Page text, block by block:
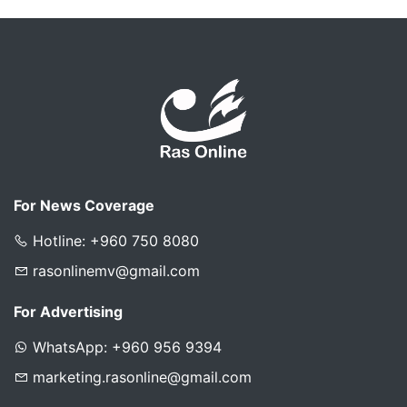
For News Coverage
Hotline: +960 750 8080
rasonlinemv@gmail.com
For Advertising
WhatsApp: +960 956 9394
marketing.rasonline@gmail.com